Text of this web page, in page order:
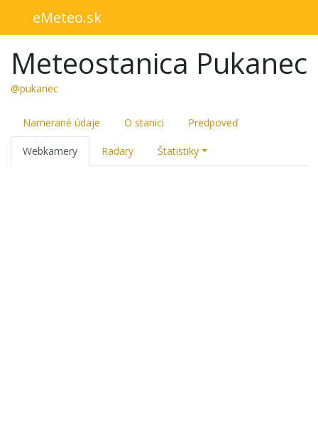
eMeteo.sk
Meteostanica Pukanec
@pukanec
Namerané údaje O stanici Predpoveď
Webkamery Radary Štatistiky